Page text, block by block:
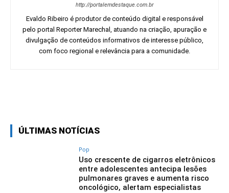
http://portalemdestaque.com.br
Evaldo Ribeiro é produtor de conteúdo digital e responsável
pelo portal Reporter Marechal, atuando na criação, apuração e
divulgação de conteúdos informativos de interesse público,
com foco regional e relevância para a comunidade.
ÚLTIMAS NOTÍCIAS
Pop
Uso crescente de cigarros eletrônicos
entre adolescentes antecipa lesões
pulmonares graves e aumenta risco
oncológico, alertam especialistas